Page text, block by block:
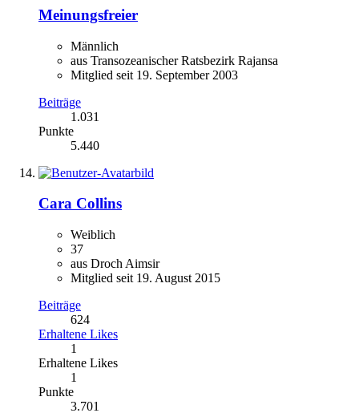
Meinungsfreier
Männlich
aus Transozeanischer Ratsbezirk Rajansa
Mitglied seit 19. September 2003
Beiträge
1.031
Punkte
5.440
Cara Collins
Weiblich
37
aus Droch Aimsir
Mitglied seit 19. August 2015
Beiträge
624
Erhaltene Likes
1
Erhaltene Likes
1
Punkte
3.701